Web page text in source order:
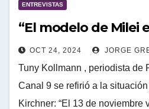
ENTREVISTAS
“El modelo de Milei
OCT 24, 2024 JORGE
Tuny Kollmann , periodista de
Canal 9 se refirió a la
Kirchner: “El 13 de